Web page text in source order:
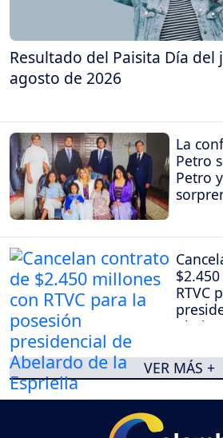
Resultado del Paisita Día del
agosto de 2026
La
Petro
Petro
RTVC
VER MÁS +